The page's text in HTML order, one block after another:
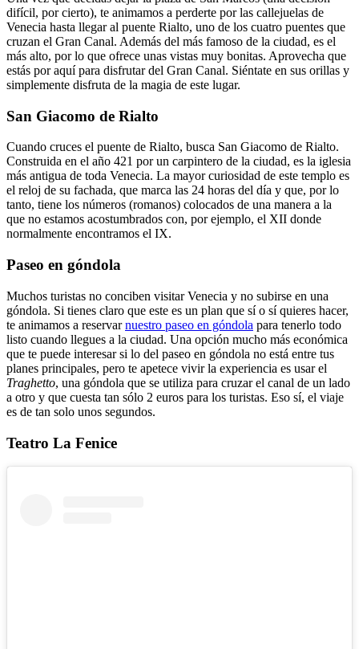
difícil, por cierto), te animamos a perderte por las callejuelas de
Venecia hasta llegar al puente Rialto, uno de los cuatro puentes que
cruzan el Gran Canal. Además del más famoso de la ciudad, es el
más alto, por lo que ofrece unas vistas muy bonitas. Aprovecha que
estás por aquí para disfrutar del Gran Canal. Siéntate en sus orillas y
simplemente disfruta de la magia de este lugar.
San Giacomo de Rialto
Cuando cruces el puente de Rialto, busca San Giacomo de Rialto.
Construida en el año 421 por un carpintero de la ciudad, es la iglesia
más antigua de toda Venecia. La mayor curiosidad de este templo es
el reloj de su fachada, que marca las 24 horas del día y que, por lo
tanto, tiene los números (romanos) colocados de una manera a la
que no estamos acostumbrados con, por ejemplo, el XII donde
normalmente encontramos el IX.
Paseo en góndola
Muchos turistas no conciben visitar Venecia y no subirse en una
góndola. Si tienes claro que este es un plan que sí o sí quieres hacer,
te animamos a reservarnuestro paseo en góndola para tenerlo todo
listo cuando llegues a la ciudad. Una opción mucho más económica
que te puede interesar si lo del paseo en góndola no está entre tus
planes principales, pero te apetece vivir la experiencia es usar el
Traghetto, una góndola que se utiliza para cruzar el canal de un lado
a otro y que cuesta tan sólo 2 euros para los turistas. Eso sí, el viaje
es de tan solo unos segundos.
Teatro La Fenice